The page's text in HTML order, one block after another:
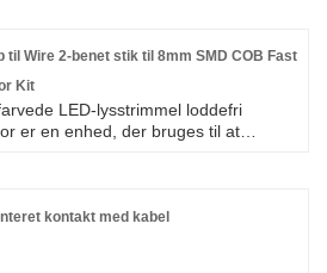
Vi forventer at blive din
partner i Kina.Molex 1,25 mm, 3,0
ledningssele.
til Wire 2-benet stik til 8mm SMD COB Fast
Kit
LED-lysstrimmel loddefri
er en enhed, der bruges til at
kontakt med kabel